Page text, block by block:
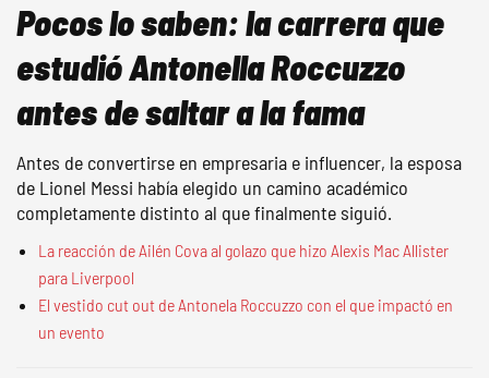
Pocos lo saben: la carrera que
estudió Antonella Roccuzzo
antes de saltar a la fama
Antes de convertirse en empresaria e influencer, la esposa
de Lionel Messi había elegido un camino académico
completamente distinto al que finalmente siguió.
La reacción de Ailén Cova al golazo que hizo Alexis Mac Allister
para Liverpool
El vestido cut out de Antonela Roccuzzo con el que impactó en
un evento